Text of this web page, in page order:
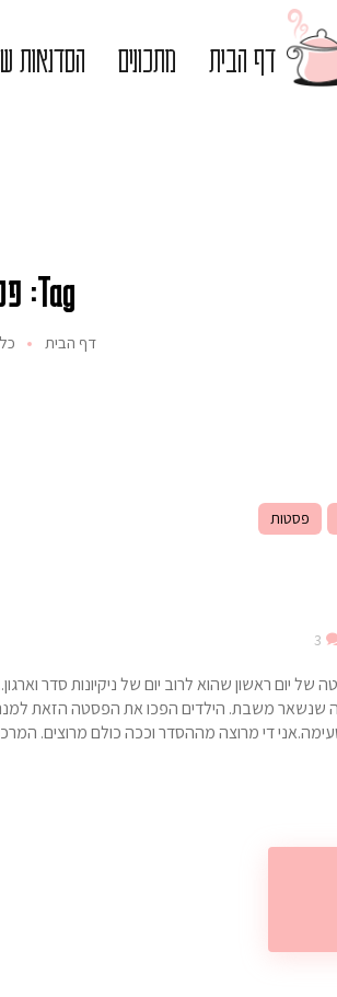
דף הבית מתכונים הסדנאות
Tag: פסאה ברוטב עגבניות שרי
דף הבית
פסטות
3
יום ראשון שהוא לרוב יום של ניקיונות סדר
משבת. הילדים הפכו את הפסטה הזאת